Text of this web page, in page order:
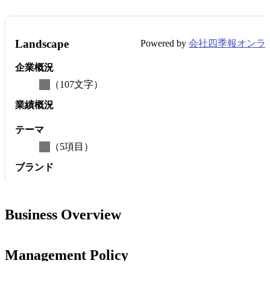
Landscape Powered by 会社四季報オンラ
企業概況
（107文字）
業績概況
テーマ
（5項目）
ブランド
Business Overview
Management Policy